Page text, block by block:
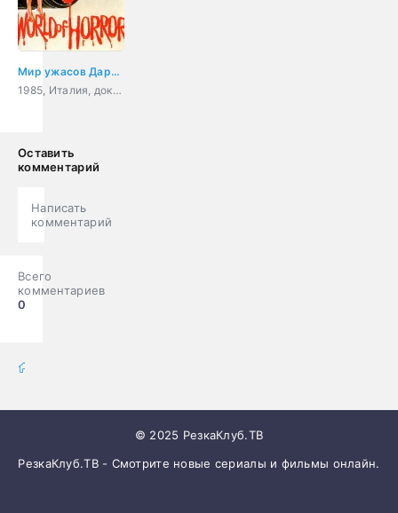
Мир ужасов Дарио Ардженто
1985, Италия, документальный, биография
Оставить
комментарий
Написать
комментарий
Всего
комментариев
0
© 2025 РезкаКлуб.ТВ
РезкаКлуб.ТВ - Смотрите новые сериалы и фильмы онлайн.